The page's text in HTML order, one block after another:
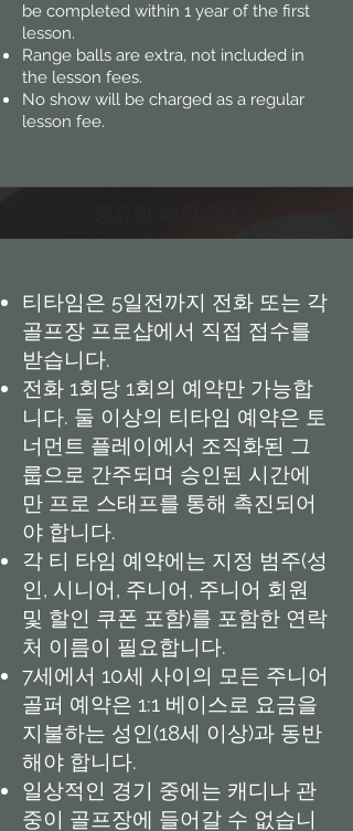
be completed within 1 year of the first
lesson.
Range balls are extra, not included in
the lesson fees.
No show will be charged as a regular
lesson fee.
티타임은 5일전까지 전화 또는 각
골프장 프로샵에서 직접 접수를
받습니다.
전화 1회당 1회의 예약만 가능합
니다. 둘 이상의 티타임 예약은 토
너먼트 플레이에서 조직화된 그
룹으로 간주되며 승인된 시간에
만 프로 스태프를 통해 촉진되어
야 합니다.
각 티 타임 예약에는 지정 범주(성
인, 시니어, 주니어, 주니어 회원
및 할인 쿠폰 포함)를 포함한 연락
처 이름이 필요합니다.
7세에서 10세 사이의 모든 주니어
골퍼 예약은 1:1 베이스로 요금을
지불하는 성인(18세 이상)과 동반
해야 합니다.
일상적인 경기 중에는 캐디나 관
중이 골프장에 들어갈 수 없습니